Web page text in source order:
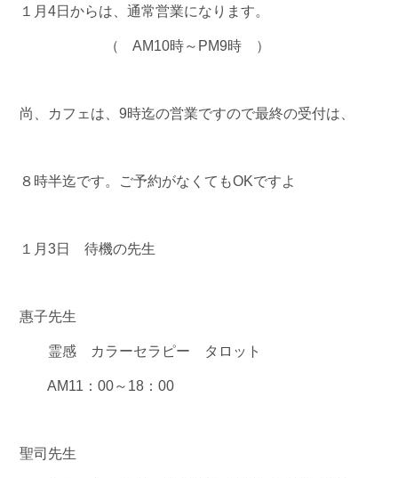
１月4日からは、通常営業になります。
（ AM10時～PM9時 ）
尚、カフェは、9時迄の営業ですので最終の受付は、
８時半迄です。ご予約がなくてもOKですよ
１月3日 待機の先生
惠子先生
霊感 カラーセラピー タロット
AM11：00～18：00
聖司先生